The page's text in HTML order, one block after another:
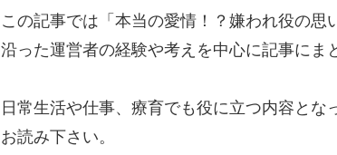
この記事では「本当の愛情！？嫌われ役の思
沿った運営者の経験や考えを中心に記事にま
日常生活や仕事、療育でも役に立つ内容とな
お読み下さい。